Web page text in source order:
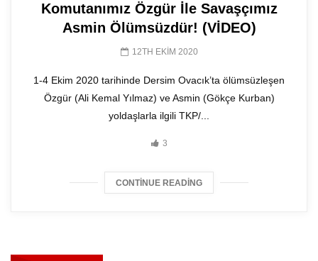
Komutanımız Özgür İle Savaşçımız
Asmin Ölümsüzdür! (VİDEO)
12TH EKIM 2020
1-4 Ekim 2020 tarihinde Dersim Ovacık’ta ölümsüzleşen
Özgür (Ali Kemal Yılmaz) ve Asmin (Gökçe Kurban)
yoldaşlarla ilgili TKP/...
3
CONTINUE READING